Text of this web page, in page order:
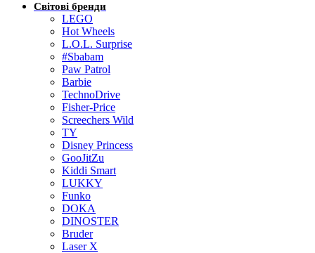
Світові бренди
LEGO
Hot Wheels
L.O.L. Surprise
#Sbabam
Paw Patrol
Barbie
TechnoDrive
Fisher-Price
Screechers Wild
TY
Disney Princess
GooJitZu
Kiddi Smart
LUKKY
Funko
DOKA
DINOSTER
Bruder
Laser X